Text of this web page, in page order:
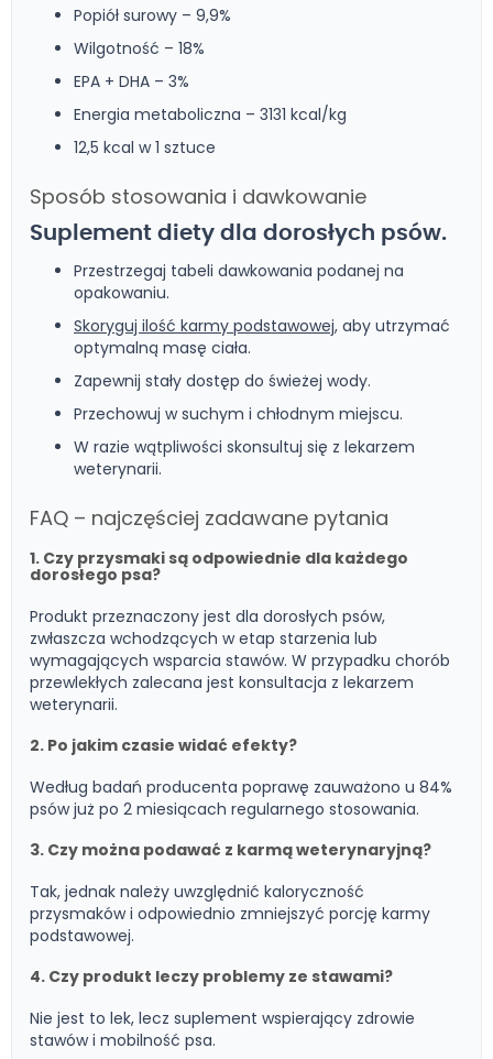
Popiół surowy – 9,9%
Wilgotność – 18%
EPA + DHA – 3%
Energia metaboliczna – 3131 kcal/kg
12,5 kcal w 1 sztuce
Sposób stosowania i dawkowanie
Suplement diety dla dorosłych psów.
Przestrzegaj tabeli dawkowania podanej na
opakowaniu.
Skoryguj ilość karmy podstawowej, aby utrzymać
optymalną masę ciała.
Zapewnij stały dostęp do świeżej wody.
Przechowuj w suchym i chłodnym miejscu.
W razie wątpliwości skonsultuj się z lekarzem
weterynarii.
FAQ – najczęściej zadawane pytania
1. Czy przysmaki są odpowiednie dla każdego
dorosłego psa?
Produkt przeznaczony jest dla dorosłych psów,
zwłaszcza wchodzących w etap starzenia lub
wymagających wsparcia stawów. W przypadku chorób
przewlekłych zalecana jest konsultacja z lekarzem
weterynarii.
2. Po jakim czasie widać efekty?
Według badań producenta poprawę zauważono u 84%
psów już po 2 miesiącach regularnego stosowania.
3. Czy można podawać z karmą weterynaryjną?
Tak, jednak należy uwzględnić kaloryczność
przysmaków i odpowiednio zmniejszyć porcję karmy
podstawowej.
4. Czy produkt leczy problemy ze stawami?
Nie jest to lek, lecz suplement wspierający zdrowie
stawów i mobilność psa.